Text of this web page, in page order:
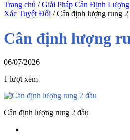
Trang chủ /Giải Pháp Cân Định
Xác Tuyệt Đối /Cân định lượng rung 2
Cân định lượng
06/07/2026
1 lượt xem
Cân định lượng rung 2 đầu